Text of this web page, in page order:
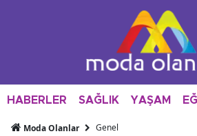
HABERLER SAĞLIK YAŞAM
Moda Olanlar Genel